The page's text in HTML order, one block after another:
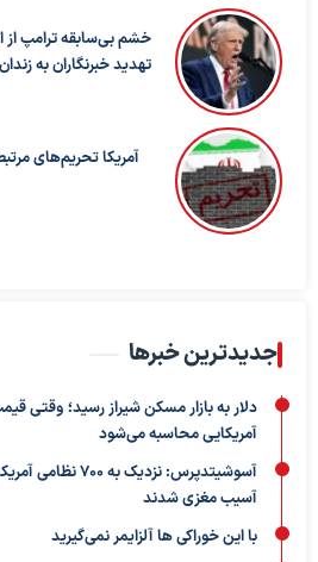
خشم بی‌سابقه ترامپ
تهدید خبرنگاران به
آمریکا تحریم‌های
جدیدترین خبرها
دلار به بازار مسکن شیراز رسید؛ وقتی
آمریکایی محاسبه می‌شود
آسوشیتدپرس: نزدیک
آسیب مغزی شدند
با این خوراکی ها آلزایمر نمی‌گیرید